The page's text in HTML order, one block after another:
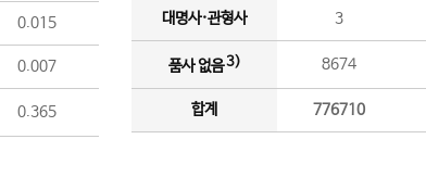
0.015
0.007
0.365
대명사·관형사 3
품사 없음3) 8674
합계 776710